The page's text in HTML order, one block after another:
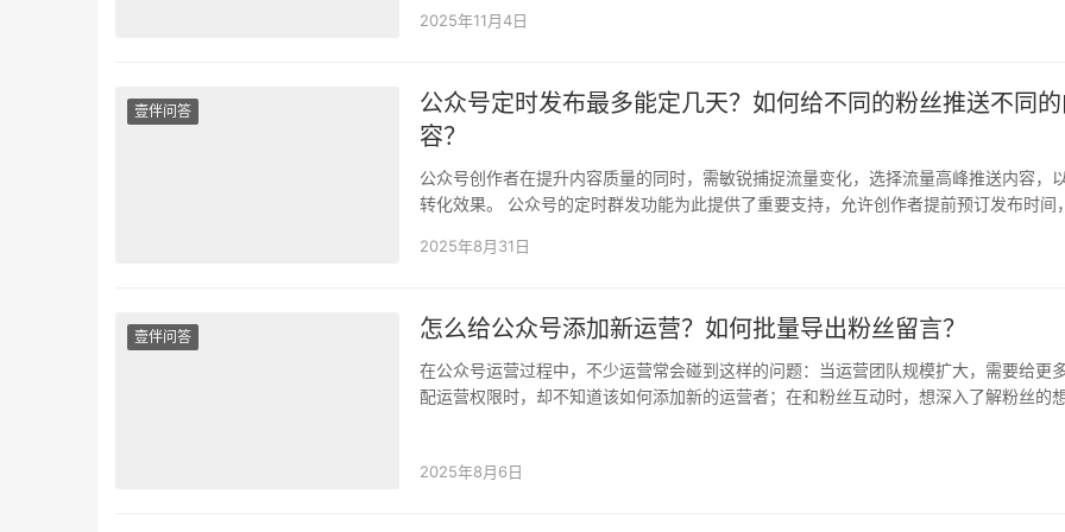
2025年11月4日
壹伴问答
公众号定时发布最多能定几天？如何给不同的粉丝推送不同的
容？
公众号创作者在提升内容质量的同时，需敏锐捕捉流量变化，选择流量高峰推送内容，
转化效果。 公众号的定时群发功能为此提供了重要支持，允许创作者提前预订发布时间
2025年8月31日
壹伴问答 怎么给公众号添加新运营？如何批量导出粉丝留言？
在公众号运营过程中，不少运营常会碰到这样的问题：当运营团队规模扩大，需要给更
配运营权限时，却不知道该如何添加新的运营者；在和粉丝互动时，想深入了解粉丝的
2025年8月6日